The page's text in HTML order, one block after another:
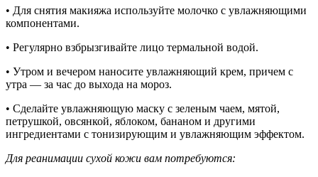
• Для снятия макияжа используйте молочко с увлажняющими
компонентами.
• Регулярно взбрызгивайте лицо термальной водой.
• Утром и вечером наносите увлажняющий крем, причем с
утра — за час до выхода на мороз.
• Сделайте увлажняющую маску с зеленым чаем, мятой,
петрушкой, овсянкой, яблоком, бананом и другими
ингредиентами с тонизирующим и увлажняющим эффектом.
Для реанимации сухой кожи вам потребуются: